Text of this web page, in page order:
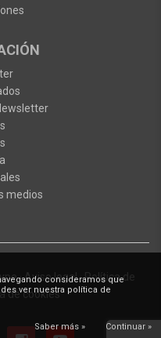
consideramos que
ver nuestra política de
Saber más » Continuar »
medios
·Aviso legal·Política de
de cookies